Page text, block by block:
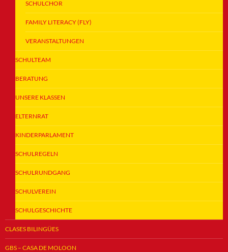
SCHULCHOR
FAMILY LITERACY (FLY)
VERANSTALTUNGEN
SCHULTEAM
BERATUNG
UNSERE KLASSEN
ELTERNRAT
KINDERPARLAMENT
SCHULREGELN
SCHULRUNDGANG
SCHULVEREIN
SCHULGESCHICHTE
CLASES BILINGÜES
GBS – CASA DE MOLOON